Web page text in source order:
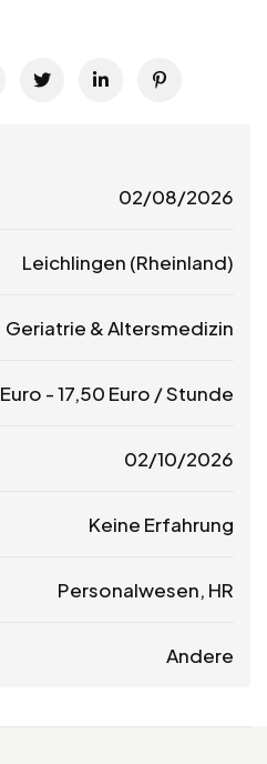
02/08/2026
Leichlingen (Rheinland)
Geriatrie & Altersmedizin
Euro -17,50 Euro / Stunde
02/10/2026
Keine Erfahrung
Personalwesen, HR
Andere